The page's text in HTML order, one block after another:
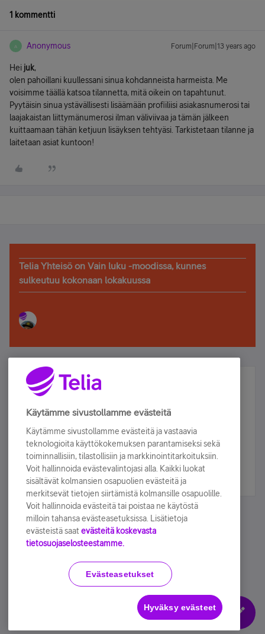
1 kommentti
A Anonymous Forum|Forum|13 years ago
Hei juk,
olen pahoillani kuullessani sinua kohdanneista harmeista. Me
voisimme täällä katsoa tilannetta, mitä oikein on tapahtunut.
Pyytäisin sinua ystävällisesti lisäämään profiiliisi asiakasnumerosi tai
laajakaistan liittymänumerosi ilman väliviivaa ja tämän jälkeen
kuittaamaan tähän ketjuun lisäyksen tehtyäsi. Tarkistetaan tilanne ja
laitetaan asiat kuntoon!
Telia Yhteisö on Vain luku -moodissa, kunnes
sulkeutuu kokonaan lokakuussa
Älä jää paitsi – osallistu ja voita!
Tilaa Telian uutiskirje ja olet mukana arvonnassa.
sähköpostiisi.
Tilaa nyt
Käyttöehdot Accessibility statement
Evästeasetukset
Käytämme sivustollamme evästeitä
Käytämme sivustollamme evästeitä ja vastaavia
teknologioita käyttökokemuksen parantamiseksi sekä
toiminnallisiin, tilastollisiin ja markkinointitarkoituksiin.
Voit hallinnoida evästevalintojasi alla. Kaikki luokat
sisältävät kolmansien osapuolien evästeitä ja
merkitsevät tietojen siirtämistä kolmansille osapuolille.
Voit hallinnoida evästeitä tai poistaa ne käytöstä
milloin tahansa evästeasetuksissa. Lisätietoja
evästeistä saat evästeitä koskevasta
tietosuojaselosteestamme.
Evästeasetukset
Hyväksy evästeet